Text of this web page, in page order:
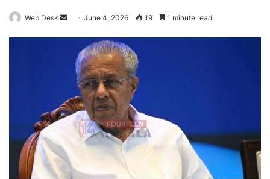
Web Desk
Send
email
June 4, 2026 19 1 minute read